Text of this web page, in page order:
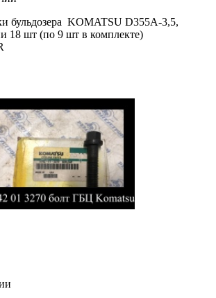
бульдозера KOMATSU D355A-3,5,
18 шт (по 9 шт в комплекте)